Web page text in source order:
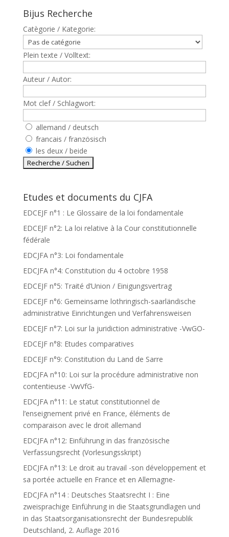
Bijus Recherche
Catègorie / Kategorie:
Plein texte / Volltext:
Auteur / Autor:
Mot clef / Schlagwort:
allemand / deutsch
francais / französisch
les deux / beide
Etudes et documents du CJFA
EDCEJF n°1 : Le Glossaire de la loi fondamentale
EDCEJF n°2: La loi relative à la Cour constitutionnelle
fédérale
EDCJFA n°3: Loi fondamentale
EDCJFA n°4: Constitution du 4 octobre 1958
EDCEJF n°5: Traité d’Union / Einigungsvertrag
EDCEJF n°6: Gemeinsame lothringisch-saarländische
administrative Einrichtungen und Verfahrensweisen
EDCEJF n°7: Loi sur la juridiction administrative -VwGO-
EDCEJF n°8: Etudes comparatives
EDCEJF n°9: Constitution du Land de Sarre
EDCJFA n°10: Loi sur la procédure administrative non
contentieuse -VwVfG-
EDCJFA n°11: Le statut constitutionnel de
l’enseignement privé en France, éléments de
comparaison avec le droit allemand
EDCJFA n°12: Einführung in das französische
Verfassungsrecht (Vorlesungsskript)
EDCJFA n°13: Le droit au travail -son développement et
sa portée actuelle en France et en Allemagne-
EDCJFA n°14 : Deutsches Staatsrecht I : Eine
zweisprachige Einführung in die Staatsgrundlagen und
in das Staatsorganisationsrecht der Bundesrepublik
Deutschland, 2. Auflage 2016